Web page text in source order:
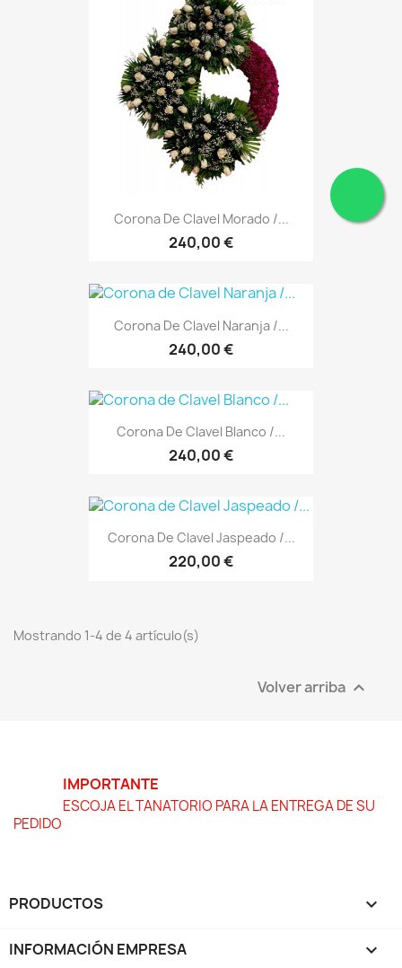
Corona De Clavel Morado /...
240,00 €
Corona De Clavel Naranja /...
240,00 €
Corona De Clavel Blanco /...
240,00 €
Corona De Clavel Jaspeado /...
220,00 €
Mostrando 1-4 de 4 artículo(s)
Volver arriba 
IMPORTANTE
ESCOJA EL TANATORIO PARA LA ENTREGA DE SU
PEDIDO
PRODUCTOS 
INFORMACIÓN EMPRESA 